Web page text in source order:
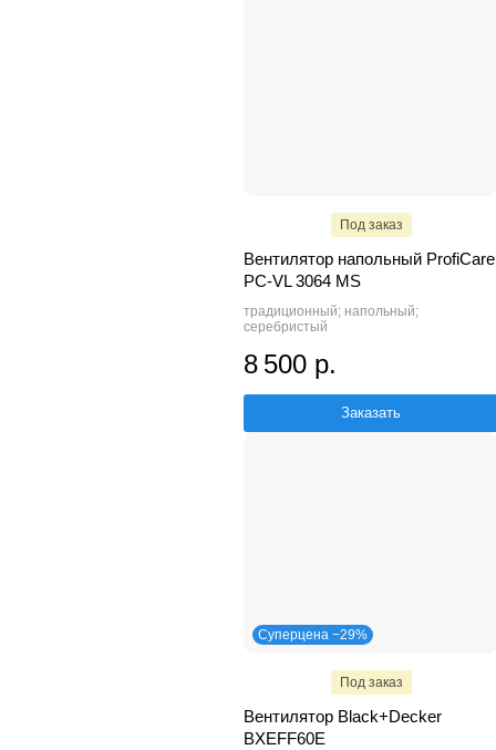
Под заказ
Вентилятор напольный ProfiCare
PC-VL 3064 MS
традиционный; напольный;
серебристый
8 500 р.
Заказать
Суперцена −29%
Под заказ
Вентилятор Black+Decker
BXEFF60E